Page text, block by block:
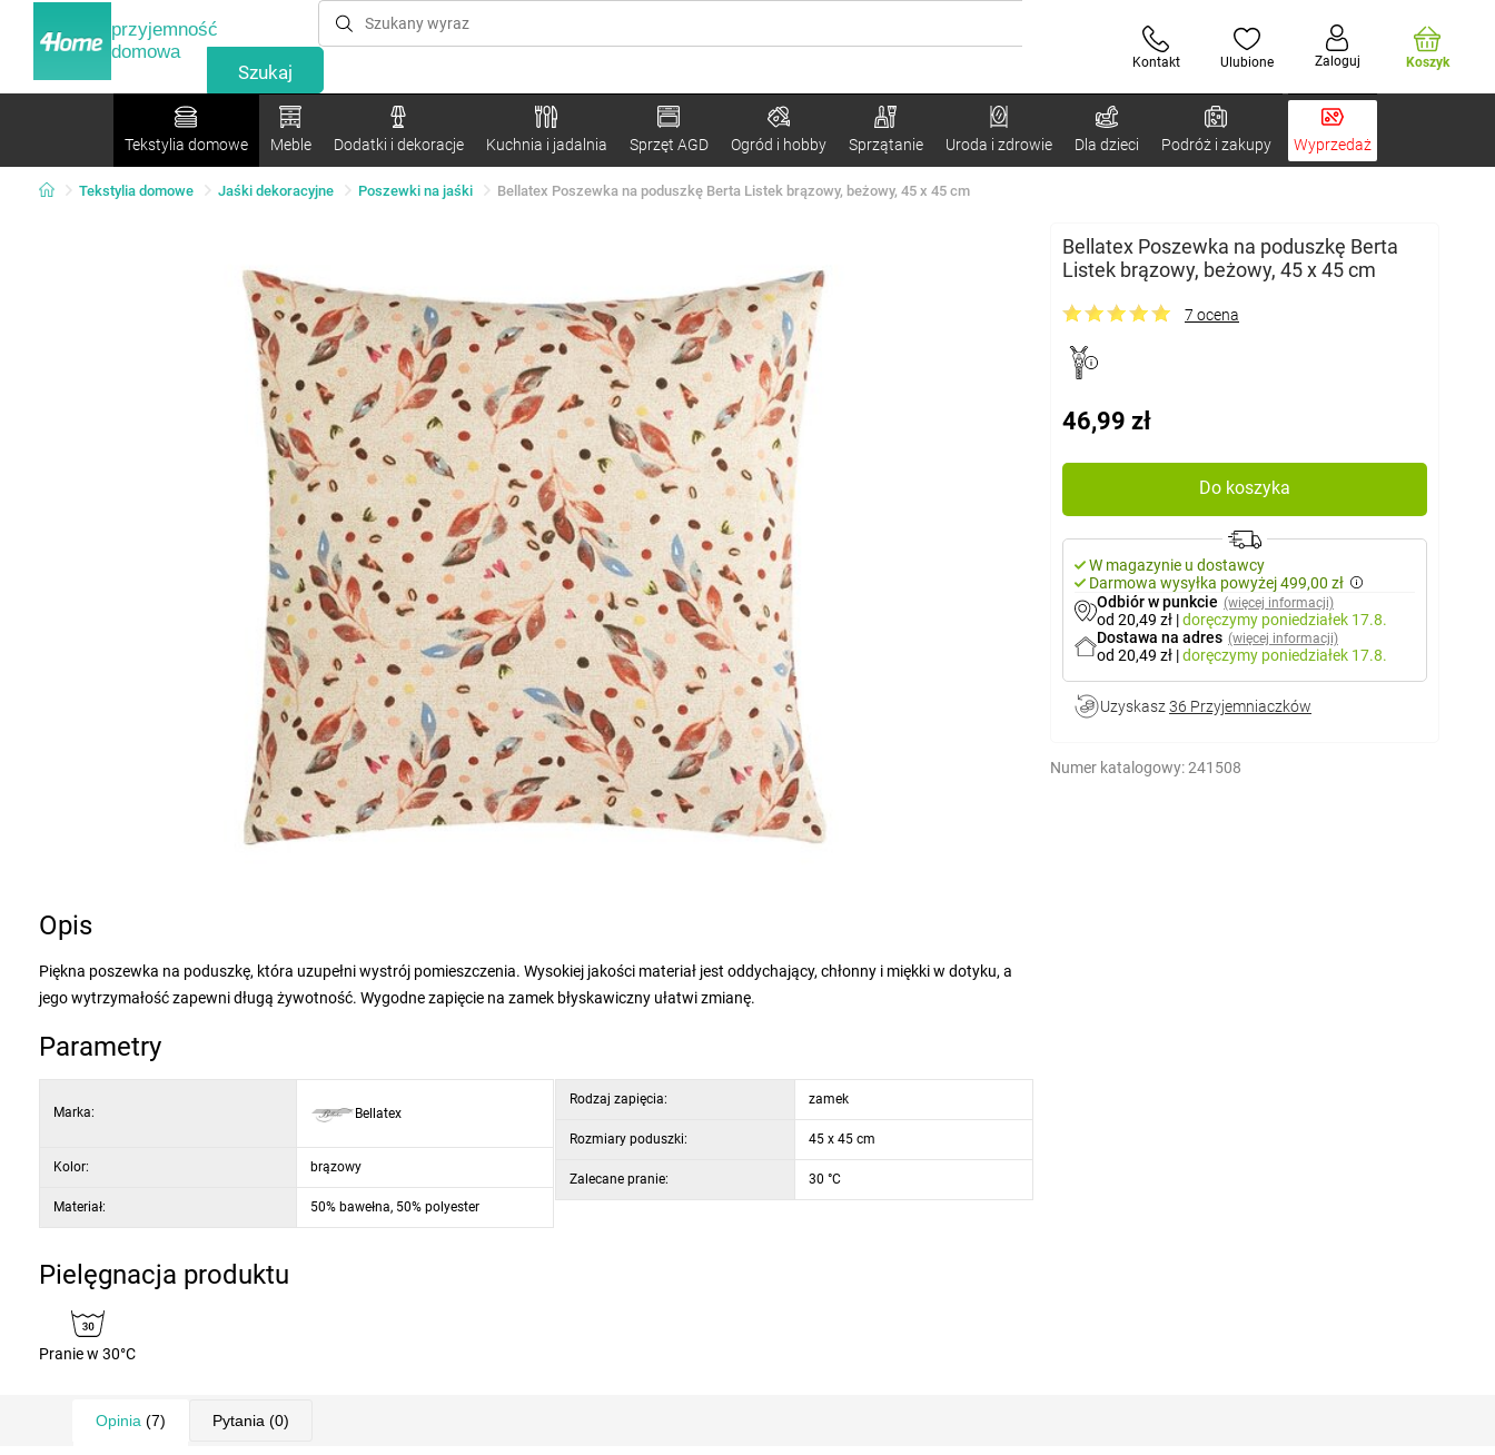
przyjemność
domowa
Kontakt Ulubione Zaloguj Koszyk
Tekstylia domowe Meble Dodatki i dekoracje Kuchnia i jadalnia Sprzęt AGD Ogród i hobby Sprzątanie Uroda i zdrowie Dla dzieci Podróż i zakupy Wyprzedaż
Tekstylia domowe Jaśki dekoracyjne Poszewki na jaśki Bellatex Poszewka na poduszkę Berta Listek brązowy, beżowy, 45 x 45 cm
Bellatex Poszewka na poduszkę Berta
Listek brązowy, beżowy, 45 x 45 cm
7 ocena
46,99 zł
Do koszyka
W magazynie u dostawcy
Darmowa wysyłka powyżej 499,00 zł
Odbiór w punkcie (więcej informacji)
od 20,49 zł |doręczymy poniedziałek 17.8.
Dostawa na adres (więcej informacji)
od 20,49 zł |doręczymy poniedziałek 17.8.
Uzyskasz 36 Przyjemniaczków
Numer katalogowy:241508
Opis
Piękna poszewka na poduszkę, która uzupełni wystrój pomieszczenia. Wysokiej jakości materiał jest oddychający, chłonny i miękki w dotyku, a
jego wytrzymałość zapewni długą żywotność. Wygodne zapięcie na zamek błyskawiczny ułatwi zmianę.
Parametry
Marka: Bellatex
Kolor: brązowy
Materiał: 50% bawełna, 50% polyester
Rodzaj zapięcia: zamek
Rozmiary poduszki: 45 x 45 cm
Zalecane pranie: 30 °C
Pielęgnacja produktu
Pranie w 30°C
Opinia (7) Pytania (0)